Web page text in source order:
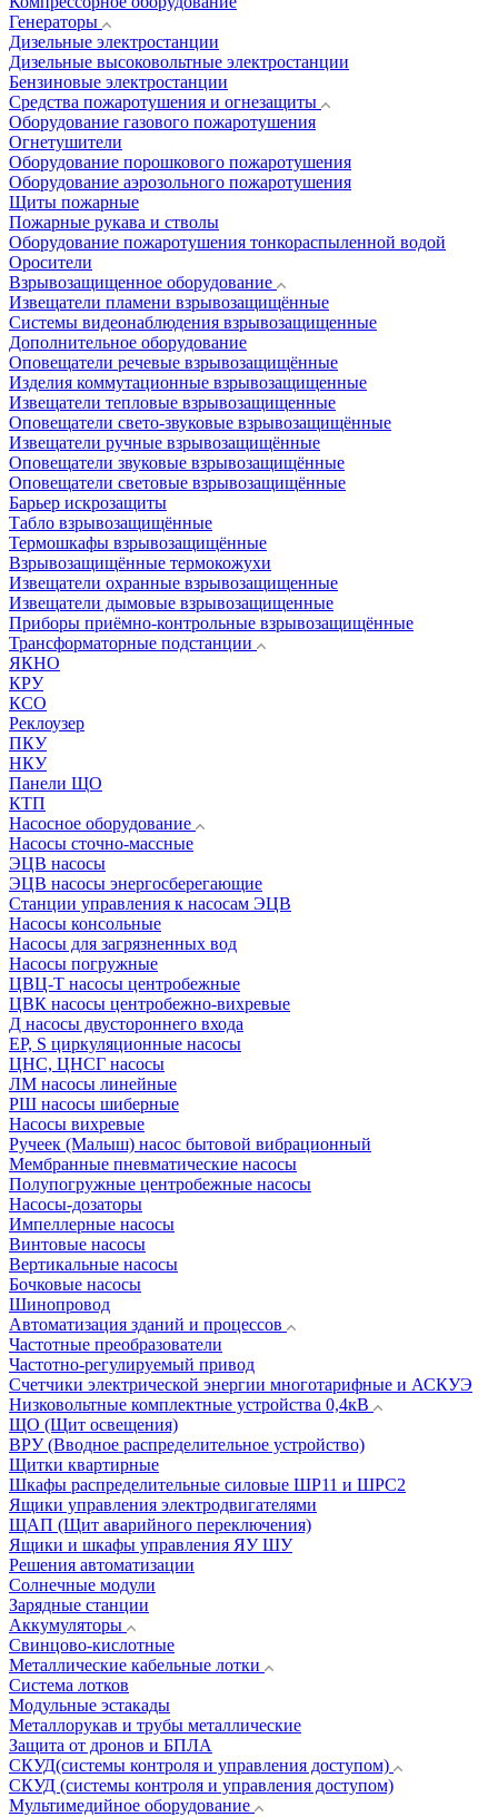
Генераторы
Дизельные электростанции
Дизельные высоковольтные электростанции
Бензиновые электростанции
Средства пожаротушения и огнезащиты
Оборудование газового пожаротушения
Огнетушители
Оборудование порошкового пожаротушения
Оборудование аэрозольного пожаротушения
Щиты пожарные
Пожарные рукава и стволы
Оборудование пожаротушения тонкораспыленной водой
Оросители
Взрывозащищенное оборудование
Извещатели пламени взрывозащищённые
Системы видеонаблюдения взрывозащищенные
Дополнительное оборудование
Оповещатели речевые взрывозащищённые
Изделия коммутационные взрывозащищенные
Извещатели тепловые взрывозащищенные
Оповещатели свето-звуковые взрывозащищённые
Извещатели ручные взрывозащищённые
Оповещатели звуковые взрывозащищённые
Оповещатели световые взрывозащищённые
Барьер искрозащиты
Табло взрывозащищённые
Термошкафы взрывозащищённые
Взрывозащищённые термокожухи
Извещатели охранные взрывозащищенные
Извещатели дымовые взрывозащищенные
Приборы приёмно-контрольные взрывозащищённые
Трансформаторные подстанции
ЯКНО
КРУ
КСО
Реклоузер
ПКУ
НКУ
Панели ЩО
КТП
Насосное оборудование
Насосы сточно-массные
ЭЦВ насосы
ЭЦВ насосы энергосберегающие
Станции управления к насосам ЭЦВ
Насосы консольные
Насосы для загрязненных вод
Насосы погружные
ЦВЦ-Т насосы центробежные
ЦВК насосы центробежно-вихревые
Д насосы двустороннего входа
EP, S циркуляционные насосы
ЦНС, ЦНСГ насосы
ЛМ насосы линейные
РШ насосы шиберные
Насосы вихревые
Ручеек (Малыш) насос бытовой вибрационный
Мембранные пневматические насосы
Полупогружные центробежные насосы
Насосы-дозаторы
Импеллерные насосы
Винтовые насосы
Вертикальные насосы
Бочковые насосы
Шинопровод
Автоматизация зданий и процессов
Частотные преобразователи
Частотно-регулируемый привод
Счетчики электрической энергии многотарифные и АСКУЭ
Низковольтные комплектные устройства 0,4кВ
ЩО (Щит освещения)
ВРУ (Вводное распределительное устройство)
Щитки квартирные
Шкафы распределительные силовые ШР11 и ШРС2
Ящики управления электродвигателями
ЩАП (Щит аварийного переключения)
Ящики и шкафы управления ЯУ ШУ
Решения автоматизации
Солнечные модули
Зарядные станции
Аккумуляторы
Свинцово-кислотные
Металлические кабельные лотки
Система лотков
Модульные эстакады
Металлорукав и трубы металлические
Защита от дронов и БПЛА
СКУД(системы контроля и управления доступом)
СКУД (системы контроля и управления доступом)
Мультимедийное оборудование